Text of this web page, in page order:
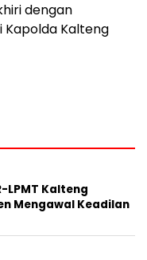
dengan
Kalteng
LPMT Kalteng
Mengawal Keadilan